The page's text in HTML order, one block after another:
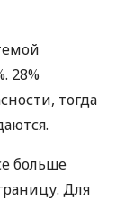
28%
тогда
больше
Для